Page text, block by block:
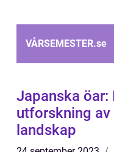
VÅRSEMESTER.se
Japanska öar:
utforskning av
landskap